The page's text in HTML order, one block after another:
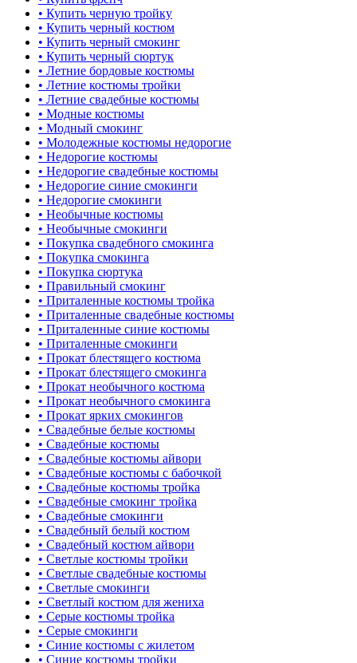
• Купить черную тройку
• Купить черный костюм
• Купить черный смокинг
• Купить черный сюртук
• Летние бордовые костюмы
• Летние костюмы тройки
• Летние свадебные костюмы
• Модные костюмы
• Модный смокинг
• Молодежные костюмы недорогие
• Недорогие костюмы
• Недорогие свадебные костюмы
• Недорогие синие смокинги
• Недорогие смокинги
• Необычные костюмы
• Необычные смокинги
• Покупка свадебного смокинга
• Покупка смокинга
• Покупка сюртука
• Правильный смокинг
• Приталенные костюмы тройка
• Приталенные свадебные костюмы
• Приталенные синие костюмы
• Приталенные смокинги
• Прокат блестящего костюма
• Прокат блестящего смокинга
• Прокат необычного костюма
• Прокат необычного смокинга
• Прокат ярких смокингов
• Свадебные белые костюмы
• Свадебные костюмы
• Свадебные костюмы айвори
• Свадебные костюмы с бабочкой
• Свадебные костюмы тройка
• Свадебные смокинг тройка
• Свадебные смокинги
• Свадебный белый костюм
• Свадебный костюм айвори
• Светлые костюмы тройки
• Светлые свадебные костюмы
• Светлые смокинги
• Светлый костюм для жениха
• Серые костюмы тройка
• Серые смокинги
• Синие костюмы с жилетом
• Синие костюмы тройки